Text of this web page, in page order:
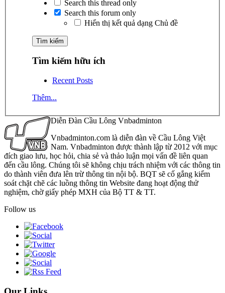
Search this thread only
Search this forum only
Hiển thị kết quả dạng Chủ đề
Tìm kiếm hữu ích
Recent Posts
Thêm...
Diễn Đàn Cầu Lông Vnbadminton
Vnbadminton.com là diễn đàn về Cầu Lông Việt
Nam. Vnbadminton được thành lập từ 2012 với mục
đích giao lưu, học hỏi, chia sẻ và thảo luận mọi vấn đề liên quan
đến cầu lông. Chúng tôi sẽ không chịu trách nhiệm với các thông tin
do thành viên đưa lên trừ thông tin nội bộ. BQT sẽ cố gắng kiểm
soát chặt chẽ các luồng thông tin Website đang hoạt động thử
nghiệm, chờ giấy phép MXH của Bộ TT & TT.
Follow us